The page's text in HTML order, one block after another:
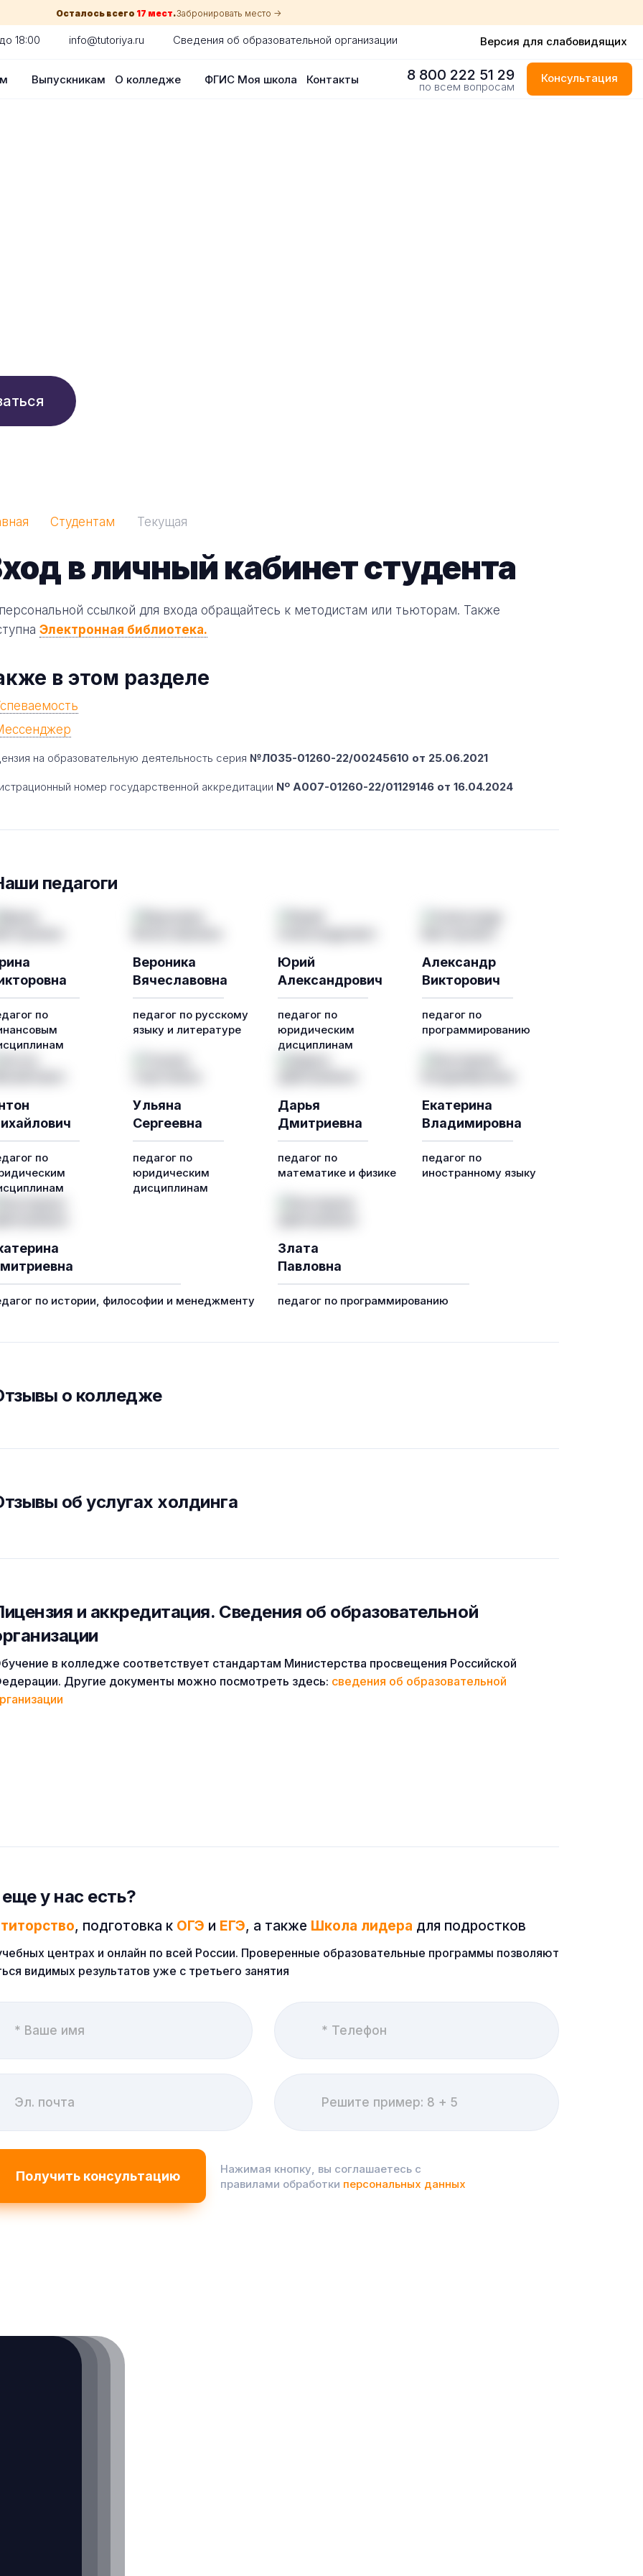
Осталось всего 17 мест.Забронировать место ->
18:00 info@tutoriya.ru Сведения об образовательной организации Версия для слабовидящих
Выпускникам О колледже ФГИС Моя школа Контакты 8 800 222 51 29
по всем вопросам
Консультация
Студентам Текущая
в личный кабинет студента
ссылкой для входа обращайтесь к методистам или тьюторам. Также
Электронная библиотека.
в этом разделе
на образовательную деятельность серия №Л035-01260-22/00245610 от 25.06.2021
номер государственной аккредитации Nº A007-01260-22/01129146 от 16.04.2024
педагоги
по
Вероника
Вячеславовна
педагог по русскому
языку и литературе
Юрий
Александрович
педагог по
юридическим
дисциплинам
Александр
Викторович
педагог по
программированию
по
Ульяна
Сергеевна
педагог по
юридическим
дисциплинам
Дарья
Дмитриевна
педагог по
математике и физике
Екатерина
Владимировна
педагог по
иностранному языку
по истории, философии и менеджменту
Злата
Павловна
педагог по программированию
о колледже
об услугах холдинга
и аккредитация. Cведения об образовательной
в колледже соответствует стандартам Министерства просвещения Российской
Другие документы можно посмотреть здесь: сведения об образовательной
у нас есть?
, подготовка к ОГЭ и ЕГЭ, а также Школа лидера для подростков
центрах и онлайн по всей России. Проверенные образовательные программы позволяют
видимых результатов уже с третьего занятия
Нажимая кнопку, вы соглашаетесь с
правилами обработки персональных данных